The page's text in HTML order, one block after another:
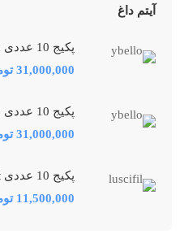
آیتم داغ
پکیج 10 عددی YBello Ultra
31,000,000
پکیج 10 عددی YBello Shape
31,000,000
پکیج 10 عددی Luscifil soft
11,500,000